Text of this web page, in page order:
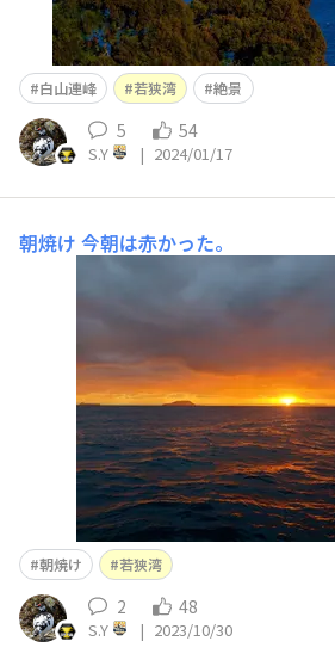
白山連峰 若狭湾 絶景
5 54
S.Y | 2024/01/17
朝焼け 今朝は赤かった。
朝焼け 若狭湾
2 48
S.Y | 2023/10/30